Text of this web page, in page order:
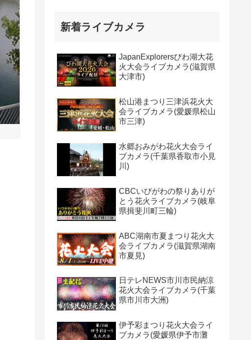
新着ライブカメラ
JapanExplorersびわ湖大花
火大会ライブカメラ(滋賀県
大津市)
松山港まつり三津浜花火大
会ライブカメラ(愛媛県松山
市三津)
水郷おみがわ花火大会ライ
ブカメラ(千葉県香取市小見
川)
CBCいびがわの祭りありが
とう花火ライブカメラ(岐阜
県揖斐川町三輪)
ABC湖南市夏まつり花火大
会ライブカメラ(滋賀県湖南
市夏見)
日テレNEWS市川市民納涼
花火大会ライブカメラ(千葉
県市川市大洲)
伊予彩まつり花火大会ライ
ブカメラ(愛媛県伊予市灘